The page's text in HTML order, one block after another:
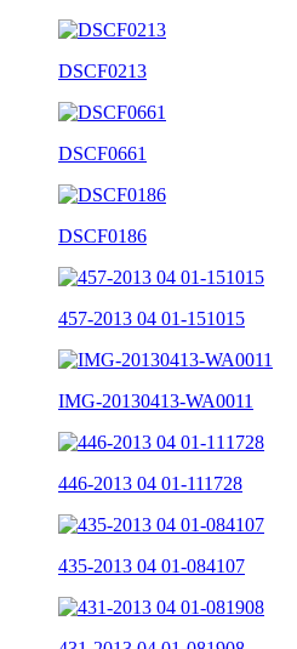
DSCF0213
DSCF0661
DSCF0186
457-2013 04 01-151015
IMG-20130413-WA0011
446-2013 04 01-111728
435-2013 04 01-084107